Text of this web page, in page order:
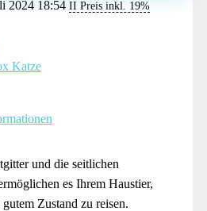
2024 18:54 II Preis inkl. 19%
Katze
und die seitlichen
es Ihrem Haustier,
Zustand zu reisen.